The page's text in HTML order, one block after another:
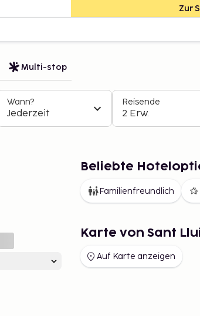
Zur
Multi-stop
Wann?
Jederzeit
Reisende
2 Erw.
Beliebte
Familienfreundlich
Karte von Sant
Auf Karte anzeigen